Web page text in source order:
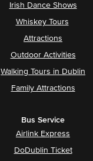
Irish Dance Shows
Whiskey Tours
Attractions
Outdoor Activities
Walking Tours in Dublin
Family Attractions
Bus Service
Airlink Express
DoDublin Ticket